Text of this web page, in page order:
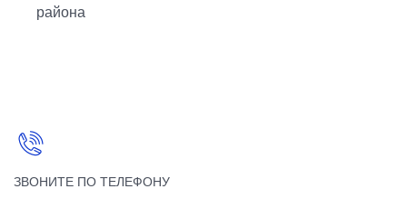
района
ЗВОНИТЕ ПО ТЕЛЕФОНУ